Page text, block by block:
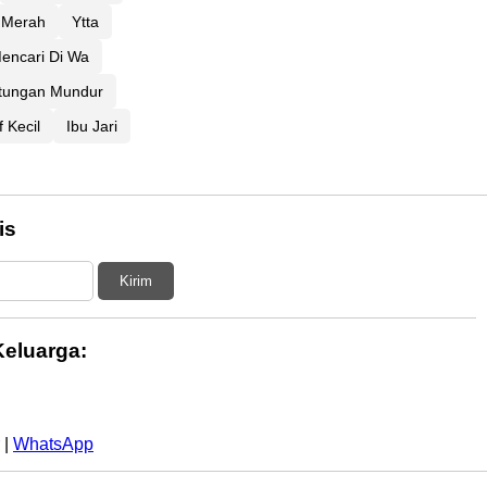
Ytta
Di Wa
Mundur
Kecil
Ibu Jari
Kirim
WhatsApp